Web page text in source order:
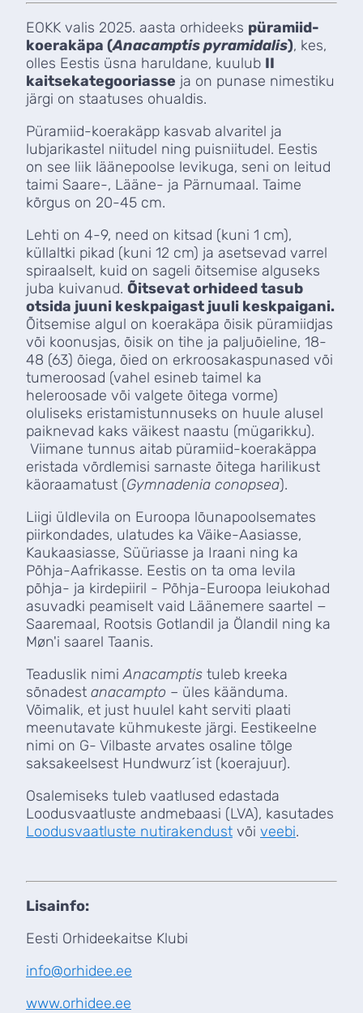
EOKK valis 2025. aasta orhideeks püramiid-
koerakäpa (Anacamptis pyramidalis), kes,
olles Eestis üsna haruldane, kuulub II
kaitsekategooriasse ja on punase nimestiku
järgi on staatuses ohualdis.
Püramiid-koerakäpp kasvab alvaritel ja
lubjarikastel niitudel ning puisniitudel. Eestis
on see liik läänepoolse levikuga, seni on leitud
taimi Saare-, Lääne- ja Pärnumaal. Taime
kõrgus on 20-45 cm.
Lehti on 4-9, need on kitsad (kuni 1 cm),
küllaltki pikad (kuni 12 cm) ja asetsevad varrel
spiraalselt, kuid on sageli õitsemise alguseks
juba kuivanud. Õitsevat orhideed tasub
otsida juuni keskpaigast juuli keskpaigani.
Õitsemise algul on koerakäpa õisik püramiidjas
või koonusjas, õisik on tihe ja paljuõieline, 18-
48 (63) õiega, õied on erkroosakaspunased või
tumeroosad (vahel esineb taimel ka
heleroosade või valgete õitega vorme)
oluliseks eristamistunnuseks on huule alusel
paiknevad kaks väikest naastu (mügarikku).
Viimane tunnus aitab püramiid-koerakäppa
eristada võrdlemisi sarnaste õitega harilikust
käoraamatust (Gymnadenia conopsea).
Liigi üldlevila on Euroopa lõunapoolsemates
piirkondades, ulatudes ka Väike-Aasiasse,
Kaukaasiasse, Süüriasse ja Iraani ning ka
Põhja-Aafrikasse. Eestis on ta oma levila
põhja- ja kirdepiiril - Põhja-Euroopa leiukohad
asuvadki peamiselt vaid Läänemere saartel −
Saaremaal, Rootsis Gotlandil ja Ölandil ning ka
Møn'i saarel Taanis.
Teaduslik nimiAnacamptis tuleb kreeka
sõnadest anacampto – üles käänduma.
Võimalik, et just huulel kaht serviti plaati
meenutavate kühmukeste järgi. Eestikeelne
nimi on G- Vilbaste arvates osaline tõlge
saksakeelsest Hundwurz´ist (koerajuur).
Osalemiseks tuleb vaatlused edastada
Loodusvaatluste andmebaasi (LVA), kasutades
Loodusvaatluste nutirakendust või veebi.
Lisainfo:
Eesti Orhideekaitse Klubi
info@orhidee.ee
www.orhidee.ee